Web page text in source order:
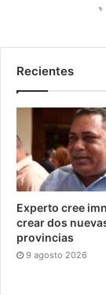
Recientes
Experto cree
crear dos
provincias
9 agosto 2026